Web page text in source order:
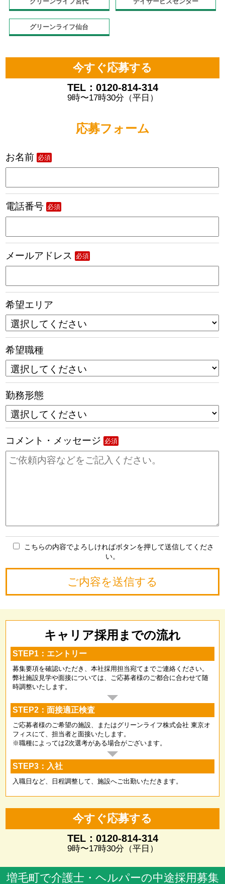
グリーンライフ仙台
今すぐ応募する
TEL：0120-814-314
9時〜17時30分（平日）
応募フォーム
お名前 必須
電話番号 必須
メールアドレス 必須
希望エリア
希望職種
勤務形態
コメント・メッセージ 必須
こちらの内容でよろしければボタンを押して送信してくださ
い。
キャリア採用までの流れ
STEP1：エントリー
募集要項を確認いただき、本社採用担当宛てまでご連絡ください。
弊社施設見学や面接については、ご応募者様のご都合に合わせて随
時調整いたします。
STEP2：面接適正検査
ご応募者様のご希望の施設、またはグリーンライフ株式会社 東京オ
フィスにて、担当者と面接いたします。
※職種によっては2次選考がある場合がございます。
STEP3：入社
入職日など、日程調整して、施設へご出勤いただきます。
今すぐ応募する
TEL：0120-814-314
9時〜17時30分（平日）
増毛町で介護士・ヘルパーの中途採用募集